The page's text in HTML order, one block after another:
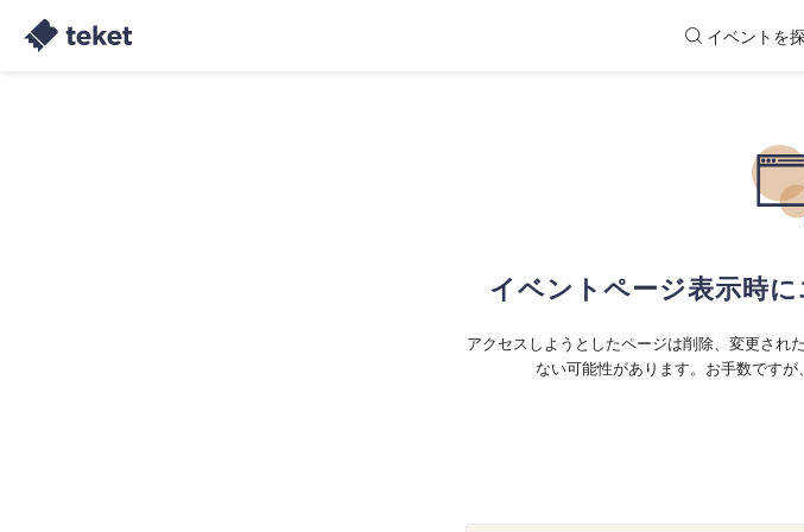
イベントを
イベントページ表示時に
アクセスしようとしたページは削除、変更され
ない可能性があります。お手数ですが